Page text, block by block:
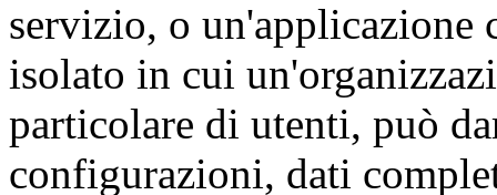
servizio, o un'applicazione
isolato in cui
particolare di utenti, può
configurazioni, dati